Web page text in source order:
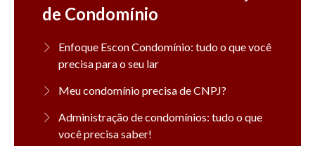
de Condomínio
Enfoque Escon Condomínio: tudo o que você
precisa para o seu lar
Meu condomínio precisa de CNPJ?
Administração de condomínios: tudo o que
você precisa saber!